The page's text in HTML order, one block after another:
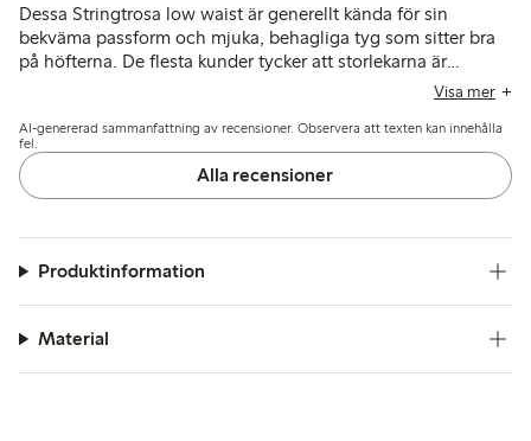
Dessa Stringtrosa low waist är generellt kända för sin
bekväma passform och mjuka, behagliga tyg som sitter bra
på höfterna. De flesta kunder tycker att storlekarna är
korrekta, även om några föreslår att man bör välja en storlek
passformsproblem med low waist.
Visa mer
AI-genererad sammanfattning av recensioner. Observera att texten kan innehålla
fel.
Alla recensioner
Produktinformation
Material